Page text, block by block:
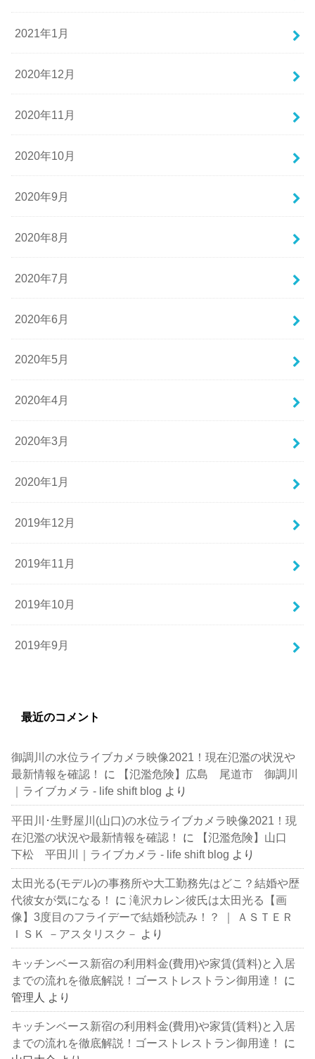
2021年1月
2020年12月
2020年11月
2020年10月
2020年9月
2020年8月
2020年7月
2020年6月
2020年5月
2020年4月
2020年3月
2020年1月
2019年12月
2019年11月
2019年10月
2019年9月
最近のコメント
御調川の水位ライブカメラ映像2021！現在氾濫の状況や
最新情報を確認！
に
【氾濫危険】広島 尾道市 御調川
｜ライブカメラ - life shift blog より
平田川･生野屋川(山口)の水位ライブカメラ映像2021！現
在氾濫の状況や最新情報を確認！
に
【氾濫危険】山口
下松 平田川｜ライブカメラ - life shift blog より
太田光る(モデル)の事務所や大工勤務先はどこ？結婚や歴
代彼女が気になる！
に滝沢カレン彼氏は太田光る【画
像】3度目のフライデーで結婚秒読み！？ ｜ ＡＳＴＥＲ
ＩＳＫ －アスタリスク－ より
キッチンベース新宿の利用料金(費用)や家賃(賃料)と入居
までの流れを徹底解説！ゴーストレストラン御用達！
に
管理人 より
キッチンベース新宿の利用料金(費用)や家賃(賃料)と入居
までの流れを徹底解説！ゴーストレストラン御用達！
に